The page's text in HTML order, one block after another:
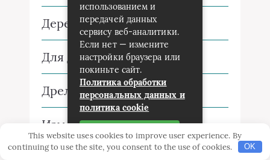
Деревообработка
Для дачи
Дрель
Измерительные приборы
использованием и
передачей данных
сервису веб-аналитики.
Если нет — измените
настройки браузера или
покиньте сайт.
Политика обработки
персональных данных и
политика cookie
This website uses cookies to improve user experience. By
continuing to use the site, you consent to the use of cookies.
OK